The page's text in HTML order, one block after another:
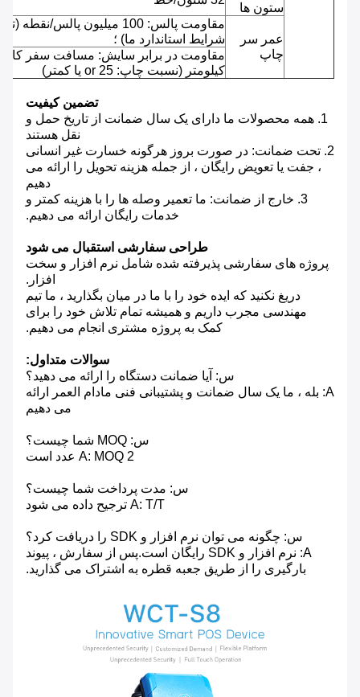
ستون ها
عمر سر
چاپ
مقاومت پالس: 100 میلیون پالس/نقطه
شرایط استاندارد ما) ؛
کیلومتر (نسبت چاپ: 25 or یا کمتر)
تضمین کیفیت
1. همه محصولات ما دارای یک سال ضمانت از تاریخ حمل و
نقل هستند
2. تحت ضمانت: در صورت بروز هرگونه خسارت غیر انسانی
، جفت یا تعویض رایگان ، از جمله هزینه تحویل را ارائه می
دهیم
3. خارج از ضمانت: ما تعمیر وصله ها را با هزینه کمتر و
خدمات رایگان ارائه می دهیم.
طراحی سفارشی استقبال می شود
پروژه های سفارشی پذیرفته شده شامل نرم افزار و سخت
افزار.
دریغ نکنید که ایده خود را با ما در میان بگذارید ، ما تیم
مهندسی مجرب داریم و همیشه تمام تلاش خود را برای
کمک به پروژه مشتری انجام می دهیم.
سوالات متداول:
س: آیا ضمانت دستگاه را ارائه می دهید؟
A: بله ، ما یک سال ضمانت و پشتیبانی فنی مادام العمر ارائه
می دهیم
س: MOQ شما چیست؟
A: MOQ 2 عدد است
س: مدت پرداخت شما چیست؟
A: T/T ترجیح داده می شود
س: چگونه می توان نرم افزار و SDK را دریافت کرد؟
A: نرم افزار و SDK رایگان است.پس از سفارش ، پیوند
بارگیری را از طریق جعبه قطره به اشتراک می گذارید.